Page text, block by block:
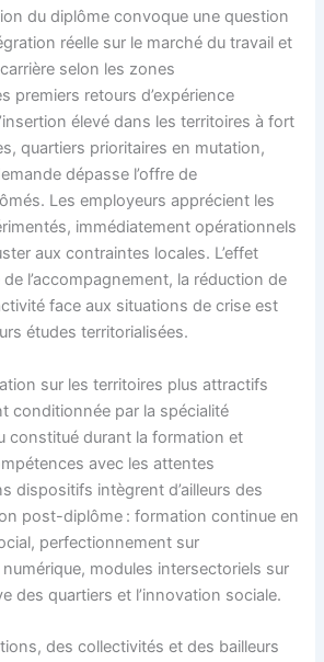
du diplôme convoque une question
réelle sur le marché du travail et
selon les zones
premiers retours d’expérience
élevé dans les territoires à fort
quartiers prioritaires en mutation,
dépasse l’offre de
Les employeurs apprécient les
immédiatement opérationnels
aux contraintes locales. L’effet
l’accompagnement, la réduction de
face aux situations de crise est
études territorialisées.
sur les territoires plus attractifs
conditionnée par la spécialité
constitué durant la formation et
avec les attentes
dispositifs intègrent d’ailleurs des
post-diplôme : formation continue en
perfectionnement sur
numérique, modules intersectoriels sur
des quartiers et l’innovation sociale.
des collectivités et des bailleurs